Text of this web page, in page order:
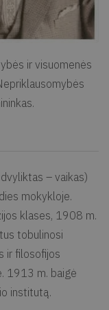
ir visuomenės
– vaikas)
mokykloje.
klases, 1908 m.
tobulinosi
ir filosofijos
1913 m. baigė
institutą.